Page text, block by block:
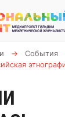
→ События